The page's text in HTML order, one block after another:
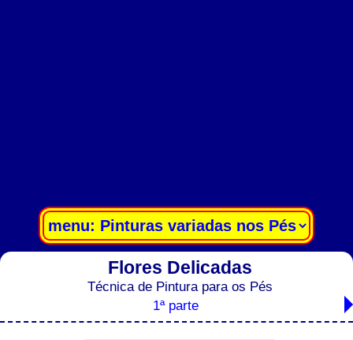
Flores Delicadas
Técnica de Pintura para os Pés
1ª parte